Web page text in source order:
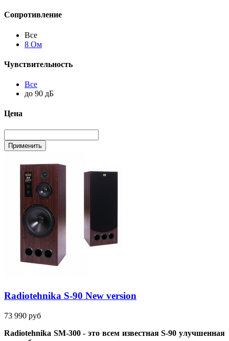
Сопротивление
Все
8 Ом
Чувствительность
Все
до 90 дБ
Цена
Radiotehnika S-90 New version
73 990 руб
Radiotehnika SM-300 - это всем известная S-90 улучшенная